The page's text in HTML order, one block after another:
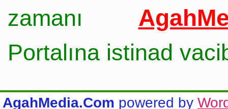
zamanı
Portalına istinad
AgahMedia.Com powered by